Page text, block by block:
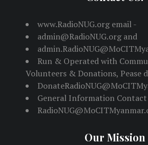
www.RadioNUG.org email -
admin@RadioNUG.org and
Run & Operated with
Volunteers & Donations, Pease
General Information
Our Mission